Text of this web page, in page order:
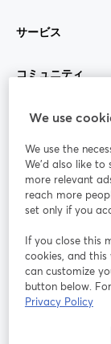
サービス
コミュニティ
StreamYard：
参加する
ライ
ンセ
ミナ
ー
Instagram
We use
We use the
We'd also like to
more relevant
reach more
set only if you
If you close this
cookies, and this
can customize
button below.
Privacy Policy